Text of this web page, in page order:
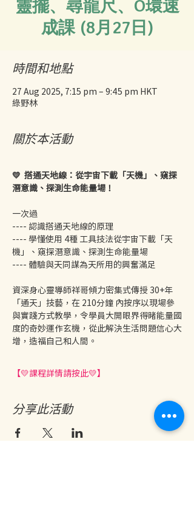
靈擺、尋龍尺、O環速
成課 (8月27日)
時間和地點
27 Aug 2025, 7:15 pm – 9:45 pm HKT
綠野林
關於本活動
💛  搭通天地線：從宇宙下載「天機」、窺探
潛意識、探測生命能量場！
一次過
---- 認識搭通天地線的原理
---- 學懂使用 4種 工具技法從宇宙下載「天
機」、窺探潛意識、探測生命能量場
---- 體驗與天同謀為天所用的興奮滿足
資深身心靈導師祥哥傾力密集式傳授 30+年
「通天」技藝，在 210分鐘 內按序以現場參
與實踐方式教學，令學員大開眼界得睹能量國
度的奇妙運作玄機，從此解決生活問題信心大
增，造福自己和人間。
【💛課程詳情請按此💛】
分享此活動